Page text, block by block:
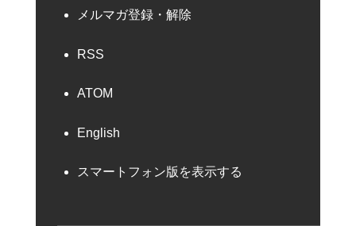
メルマガ登録・解除
RSS
ATOM
English
スマートフォン版を表示する